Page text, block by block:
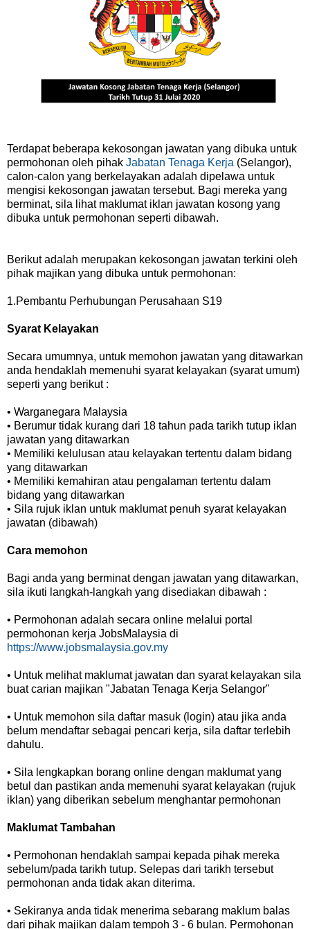
Terdapat beberapa kekosongan jawatan yang dibuka untuk
permohonan oleh pihak Jabatan Tenaga Kerja (Selangor),
calon-calon yang berkelayakan adalah dipelawa untuk
mengisi kekosongan jawatan tersebut. Bagi mereka yang
berminat, sila lihat maklumat iklan jawatan kosong yang
dibuka untuk permohonan seperti dibawah.
Berikut adalah merupakan kekosongan jawatan terkini oleh
pihak majikan yang dibuka untuk permohonan:
1.Pembantu Perhubungan Perusahaan S19
Syarat Kelayakan
Secara umumnya, untuk memohon jawatan yang ditawarkan
anda hendaklah memenuhi syarat kelayakan (syarat umum)
seperti yang berikut :
• Warganegara Malaysia
• Berumur tidak kurang dari 18 tahun pada tarikh tutup iklan
jawatan yang ditawarkan
• Memiliki kelulusan atau kelayakan tertentu dalam bidang
yang ditawarkan
• Memiliki kemahiran atau pengalaman tertentu dalam
bidang yang ditawarkan
• Sila rujuk iklan untuk maklumat penuh syarat kelayakan
jawatan (dibawah)
Cara memohon
Bagi anda yang berminat dengan jawatan yang ditawarkan,
sila ikuti langkah-langkah yang disediakan dibawah :
• Permohonan adalah secara online melalui portal
permohonan kerja JobsMalaysia di
https://www.jobsmalaysia.gov.my
• Untuk melihat maklumat jawatan dan syarat kelayakan sila
buat carian majikan "Jabatan Tenaga Kerja Selangor"
• Untuk memohon sila daftar masuk (login) atau jika anda
belum mendaftar sebagai pencari kerja, sila daftar terlebih
dahulu.
• Sila lengkapkan borang online dengan maklumat yang
betul dan pastikan anda memenuhi syarat kelayakan (rujuk
iklan) yang diberikan sebelum menghantar permohonan
Maklumat Tambahan
• Permohonan hendaklah sampai kepada pihak mereka
sebelum/pada tarikh tutup. Selepas dari tarikh tersebut
permohonan anda tidak akan diterima.
• Sekiranya anda tidak menerima sebarang maklum balas
dari pihak majikan dalam tempoh 3 - 6 bulan. Permohonan